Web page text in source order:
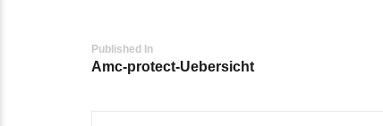
Post
navigation
Published In
Amc-protect-Uebersicht